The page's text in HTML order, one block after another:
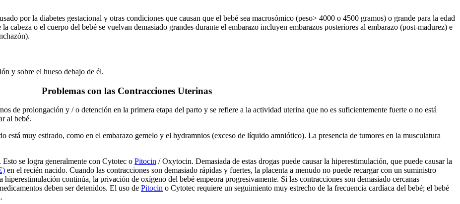
por la diabetes gestacional y otras condiciones que causan que el bebé sea macrosómico (peso> 4000 o 4500 gramos) o grande para la edad
cabeza o el cuerpo del bebé se vuelvan demasiado grandes durante el embarazo incluyen embarazos posteriores al embarazo (post-madurez) e
y sobre el hueso debajo de él.
Problemas con las Contracciones Uterinas
de prolongación y / o detención en la primera etapa del parto y se refiere a la actividad uterina que no es suficientemente fuerte o no está
al bebé.
está muy estirado, como en el embarazo gemelo y el hydramnios (exceso de líquido amniótico). La presencia de tumores en la musculatura
se logra generalmente con Cytotec o Pitocin / Oxytocin. Demasiada de estas drogas puede causar la hiperestimulación, que puede causar la
en el recién nacido. Cuando las contracciones son demasiado rápidas y fuertes, la placenta a menudo no puede recargar con un suministro
continúa, la privación de oxígeno del bebé empeora progresivamente. Si las contracciones son demasiado cercanas
deben ser detenidos. El uso de Pitocin o Cytotec requiere un seguimiento muy estrecho de la frecuencia cardíaca del bebé; el bebé